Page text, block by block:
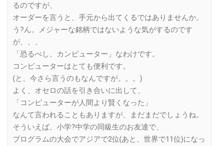
るのですが、
オーダーを言うと、手元から出てくるではありませんか。
う?ん。メジャーな銘柄ではないような気がするのです
が、、、
「恐るべし、カンピューター」なわけです。
コンピューターはとても便利です。
(と、今さら言うのもなんですが。。。)
よく、オセロの話を引き合いに出して、
「コンピューターが人間より賢くなった」
なんて言われることもありますが、まだまだでしょうね。
そういえば、小学?中学の同級生のお友達で、
プログラムの大会でアジアで2位(あと、世界で11位)になっ